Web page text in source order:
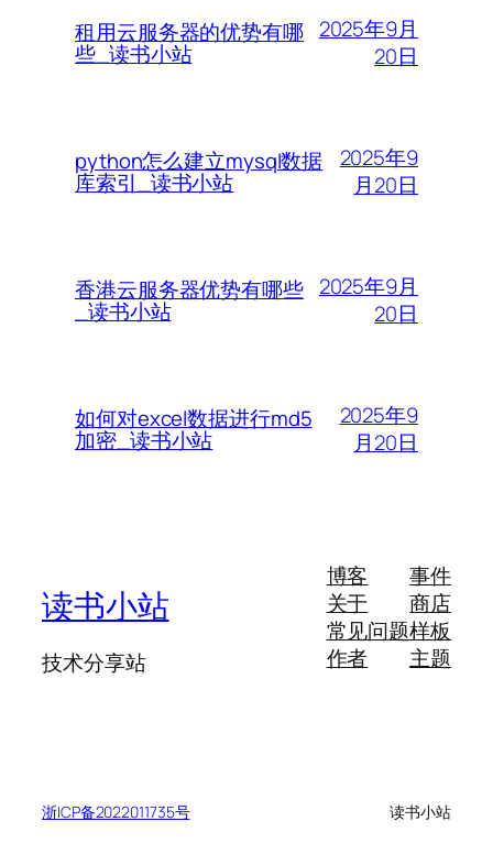
租用云服务器的优势有哪
些_读书小站
2025年9月
20日
python怎么建立mysql数据
库索引_读书小站
2025年9
月20日
香港云服务器优势有哪些
_读书小站
2025年9月
20日
如何对excel数据进行md5
加密_读书小站
2025年9
月20日
读书小站
技术分享站
博客
关于
常见问题
作者
事件
商店
样板
主题
浙ICP备2022011735号 读书小站